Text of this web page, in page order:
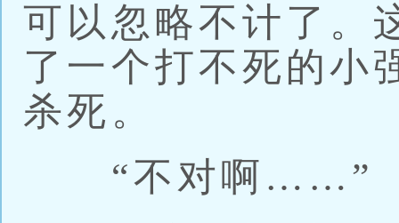
可以忽略不计了。
了一个打不死的小
杀死。
“不对啊……”